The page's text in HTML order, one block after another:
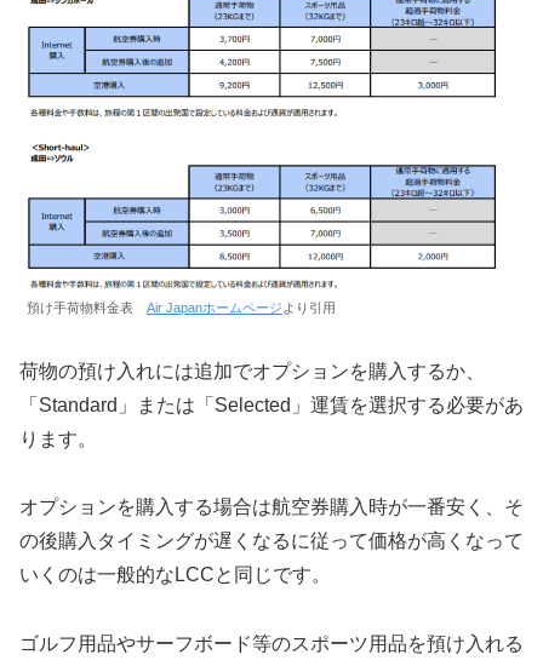
預け手荷物料金表 Air Japanホームページ より引用
荷物の預け入れには追加でオプションを購入するか、
「Standard」または「Selected」運賃を選択する必要があ
ります。
オプションを購入する場合は航空券購入時が一番安く、そ
の後購入タイミングが遅くなるに従って価格が高くなって
いくのは一般的なLCCと同じです。
ゴルフ用品やサーフボード等のスポーツ用品を預け入れる